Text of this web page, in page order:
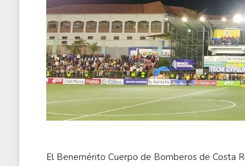
El Benemérito Cuerpo de Bomberos de Costa